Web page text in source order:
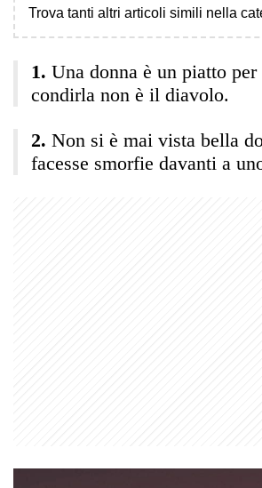
Trova tanti altri articoli simili nella
Una donna è un piatto
condirla non è il diavolo.
Non si è mai vista bella
facesse smorfie davanti a